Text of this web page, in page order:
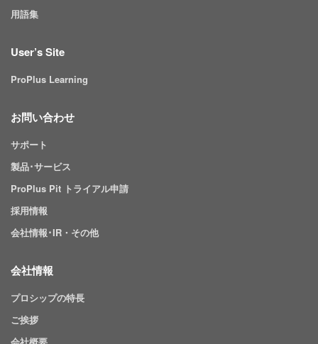
用語集
User’s Site
ProPlus Learning
お問い合わせ
サポート
製品･サービス
ProPlus Pit トライアル申請
採用情報
会社情報･IR・その他
会社情報
プロシップの特長
ご挨拶